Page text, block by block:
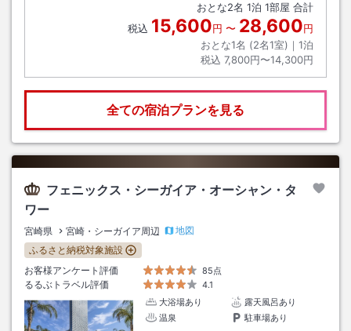
おとな2名 1泊 1部屋 合計
税込 15,600円 〜 28,600円
おとな1名 (2名1室)｜ 1泊
税込 7,800円〜14,300円
全ての宿泊プランを見る
フェニックス・シーガイア・オーシャン・タ
ワー
宮崎県 宮崎・シーガイア周辺
地図
ふるさと納税対象施設
お客様アンケート評価
85点
るるぶトラベル評価
4.1
大浴場あり
露天風呂あり
温泉
駐車場あり